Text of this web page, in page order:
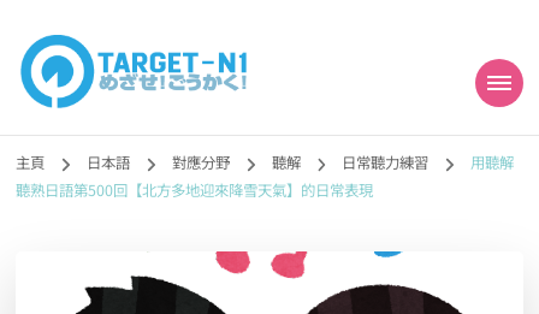
目標!!日本語能力試
N1合格
勉強コンテンツも追加予定!!】
主頁 日本語 對應分野 聽解 日常聽力練習
用聽解
聽熟日語第500回【北方多地迎來降雪天氣】的日常表現